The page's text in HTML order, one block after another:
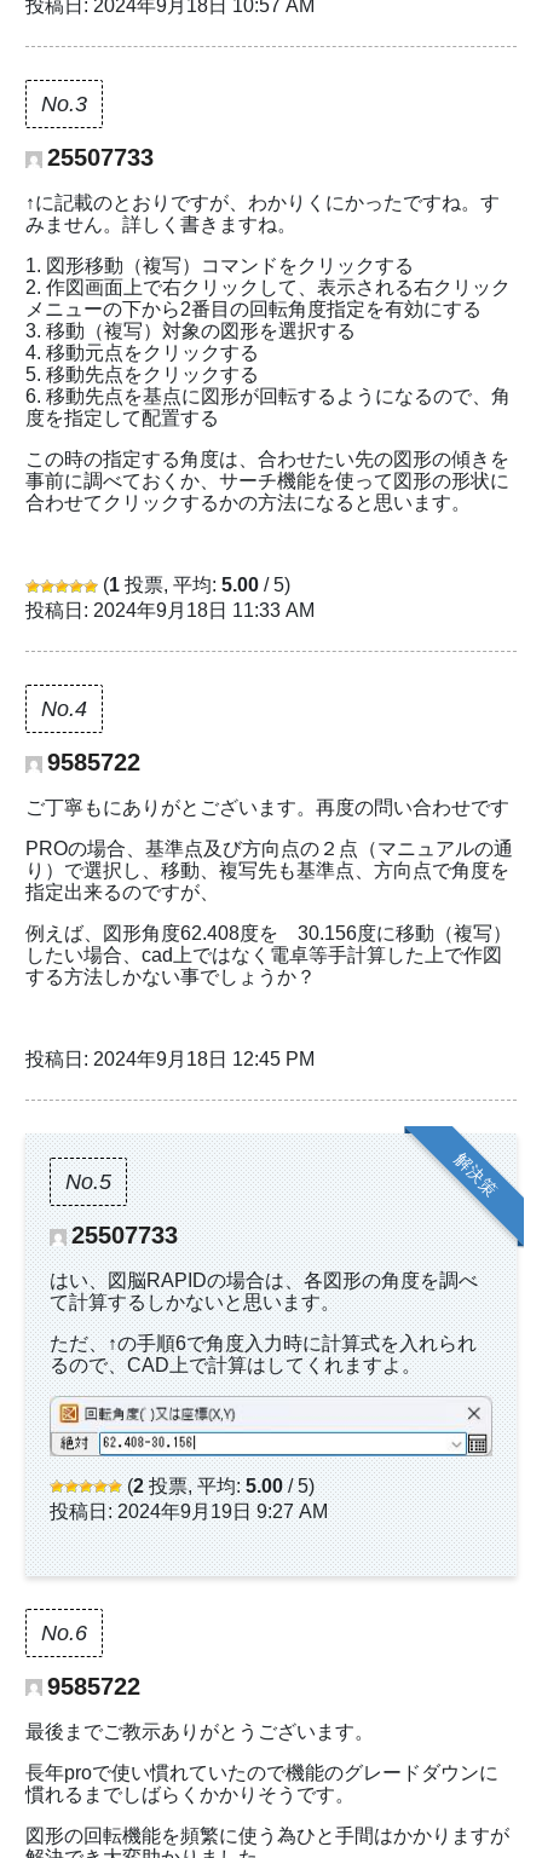
投稿日: 2024年9月18日 10:57 AM
No.3
25507733
↑に記載のとおりですが、わかりくにかったですね。す
みません。詳しく書きますね。
図形移動（複写）コマンドをクリックする
作図画面上で右クリックして、表示される右クリック
メニューの下から2番目の回転角度指定を有効にする
移動（複写）対象の図形を選択する
移動元点をクリックする
移動先点をクリックする
移動先点を基点に図形が回転するようになるので、角
度を指定して配置する
この時の指定する角度は、合わせたい先の図形の傾きを
事前に調べておくか、サーチ機能を使って図形の形状に
合わせてクリックするかの方法になると思います。
(1 投票, 平均: 5.00 / 5)
投稿日: 2024年9月18日 11:33 AM
No.4
9585722
ご丁寧もにありがとございます。再度の問い合わせです
PROの場合、基準点及び方向点の２点（マニュアルの通
り）で選択し、移動、複写先も基準点、方向点で角度を
指定出来るのですが、
例えば、図形角度62.408度を 30.156度に移動（複写）
したい場合、cad上ではなく電卓等手計算した上で作図
する方法しかない事でしょうか？
投稿日: 2024年9月18日 12:45 PM
No.5
25507733
はい、図脳RAPIDの場合は、各図形の角度を調べ
て計算するしかないと思います。
ただ、↑の手順6で角度入力時に計算式を入れられ
るので、CAD上で計算はしてくれますよ。
(2投票, 平均:5.00/ 5)
投稿日: 2024年9月19日 9:27 AM
解決策
No.6
9585722
最後までご教示ありがとうございます。
長年proで使い慣れていたので機能のグレードダウンに
慣れるまでしばらくかかりそうです。
図形の回転機能を頻繁に使う為ひと手間はかかりますが